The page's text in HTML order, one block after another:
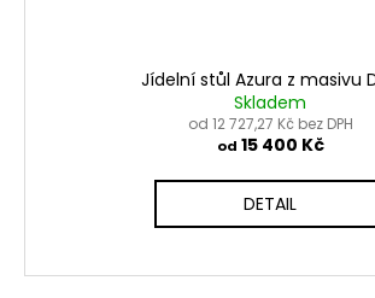
Jídelní stůl Azura z masivu
Skladem
od 12 727,27 Kč bez DPH
od 15 400 Kč
DETAIL